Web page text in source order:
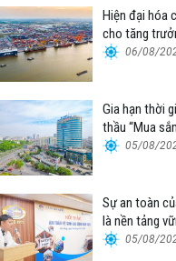
Hiện đại hóa
cho tăng
06/08/
Gia hạn thời
thầu “Mua
container
05/08/
Sự an toàn
là nền tảng
của Cảng Đà
05/08/